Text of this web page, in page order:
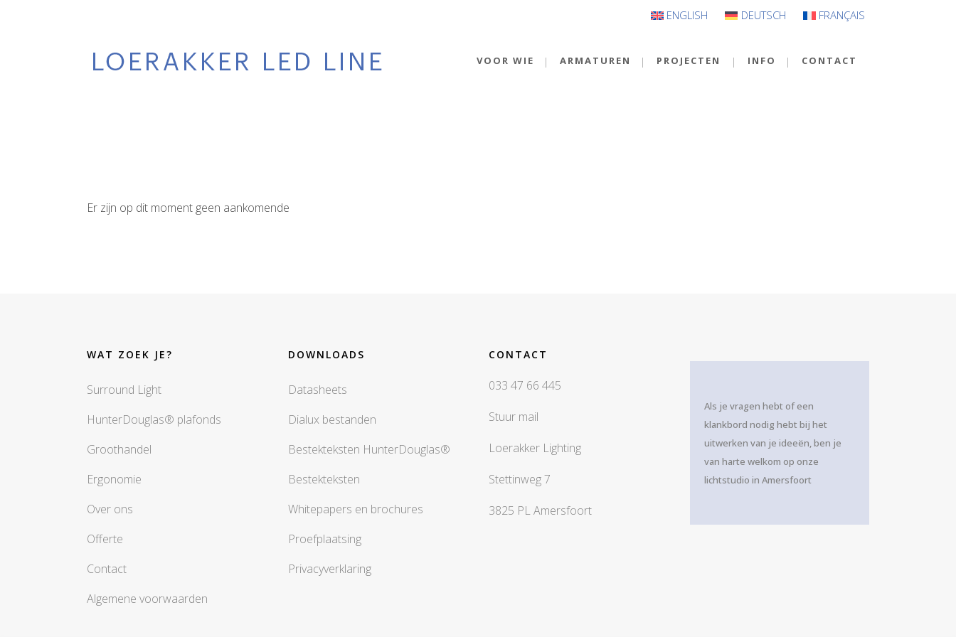
ENGLISH DEUTSCH FRANÇAIS
VOOR WIE ARMATUREN PROJECTEN INFO CONTACT
Er zijn op dit moment geen aankomende
WAT ZOEK JE?
Surround Light
HunterDouglas® plafonds
Groothandel
Ergonomie
Over ons
Offerte
Contact
Algemene voorwaarden
DOWNLOADS
Datasheets
Dialux bestanden
Bestekteksten HunterDouglas®
Bestekteksten
Whitepapers en brochures
Proefplaatsing
Privacyverklaring
CONTACT
033 47 66 445
Stuur mail
Loerakker Lighting
Stettinweg 7
3825 PL Amersfoort
Als je vragen hebt of een
klankbord nodig hebt bij het
uitwerken van je ideeën, ben je
van harte welkom op onze
lichtstudio in Amersfoort